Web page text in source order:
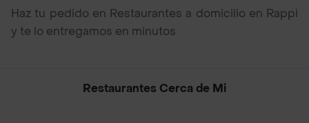
Haz tu pedido en Restaurantes a domicilio en Rappi
y te lo entregamos en minutos
Restaurantes Cerca de Mi